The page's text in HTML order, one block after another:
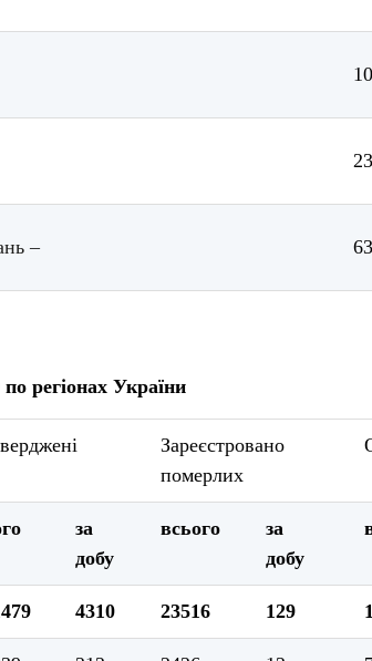
–
регіонах України
Зареєстровано
померлих
за
добу
всього
за
добу
4310 23516 129